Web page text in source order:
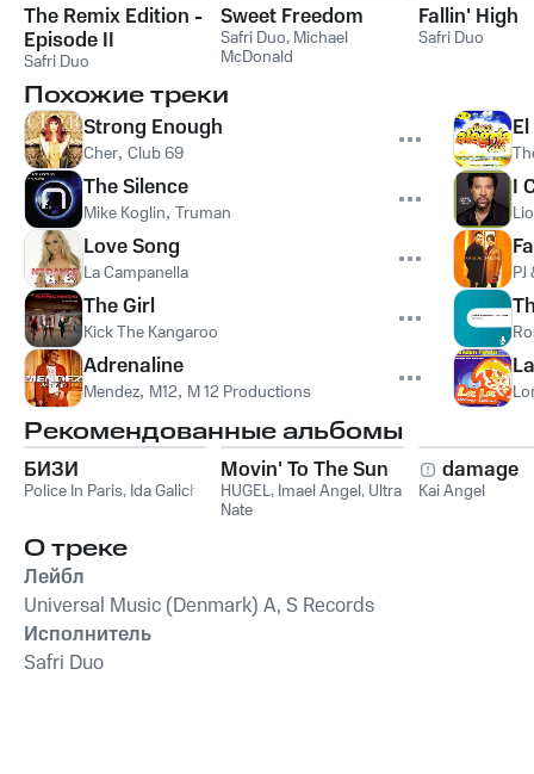
The Remix Edition -
Episode II
Safri Duo
Sweet Freedom
Safri Duo, Michael
McDonald
Fallin' High
Safri Duo
Похожие треки
Strong Enough
Cher, Club 69
The Silence
Mike Koglin, Truman
Love Song
La Campanella
The Girl
Kick The Kangaroo
Adrenaline
Mendez, M12, M 12 Productions
I
Рекомендованные альбомы
БИЗИ
Police In Paris, Ida Galich
Movin' To The Sun
HUGEL, Imael Angel, Ultra
Nate
damage
Kai Angel
О треке
Лейбл
Universal Music (Denmark) A, S Records
Исполнитель
Safri Duo